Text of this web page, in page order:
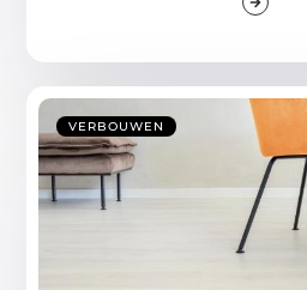
VERBOUWEN